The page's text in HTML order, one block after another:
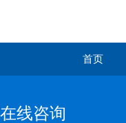
首页
在线咨询